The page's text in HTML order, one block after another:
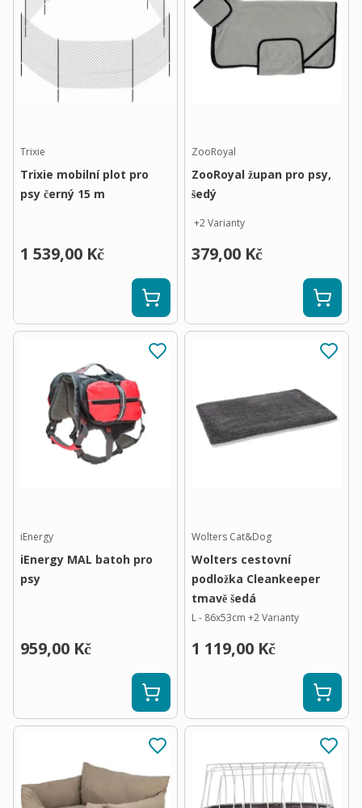
Trixie
Trixie mobilní plot pro
psy černý 15 m
1 539,00 Kč
ZooRoyal
ZooRoyal župan pro psy,
šedý
+2Varianty
379,00 Kč
iEnergy
iEnergy MAL batoh pro
psy
959,00 Kč
Wolters Cat&Dog
Wolters cestovní
podložka Cleankeeper
tmavě šedá
L - 86x53cm +2Varianty
1 119,00 Kč